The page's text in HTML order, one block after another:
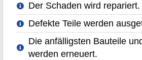
Der Schaden wird repariert.
Defekte Teile werden
Die anfälligsten Bauteile
werden erneuert.